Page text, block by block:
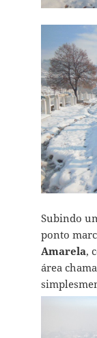
Subindo
ponto
Amarela,
área